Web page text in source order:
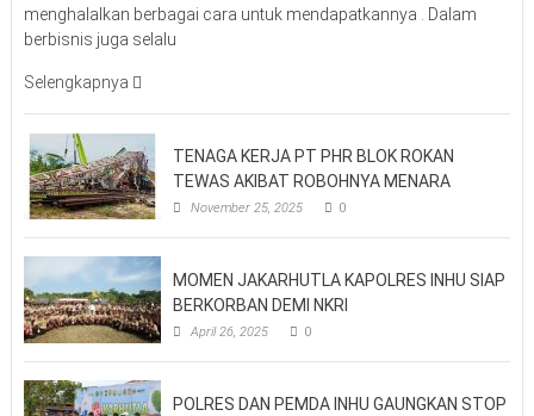
menghalalkan berbagai cara untuk mendapatkannya . Dalam
berbisnis juga selalu
Selengkapnya
TENAGA KERJA PT PHR BLOK ROKAN
TEWAS AKIBAT ROBOHNYA MENARA
November 25, 2025 0
MOMEN JAKARHUTLA KAPOLRES INHU SIAP
BERKORBAN DEMI NKRI
April 26, 2025 0
POLRES DAN PEMDA INHU GAUNGKAN STOP